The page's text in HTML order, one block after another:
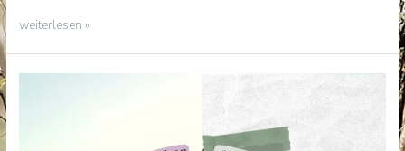
kapitel
weiterlesen »